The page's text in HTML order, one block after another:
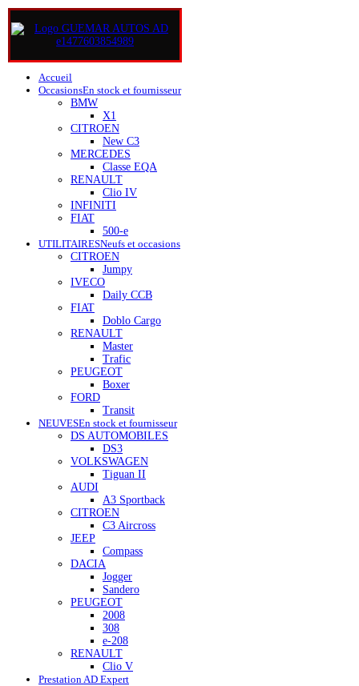
Accueil
OccasionsEn stock et fournisseur
BMW
X1
CITROEN
New C3
MERCEDES
Classe EQA
RENAULT
Clio IV
INFINITI
FIAT
500-e
UTILITAIRESNeufs et occasions
CITROEN
Jumpy
IVECO
Daily CCB
FIAT
Doblo Cargo
RENAULT
Master
Trafic
PEUGEOT
Boxer
FORD
Transit
NEUVESEn stock et fournisseur
DS AUTOMOBILES
DS3
VOLKSWAGEN
Tiguan II
AUDI
A3 Sportback
CITROEN
C3 Aircross
JEEP
Compass
DACIA
Jogger
Sandero
PEUGEOT
2008
308
e-208
RENAULT
Clio V
Prestation AD Expert